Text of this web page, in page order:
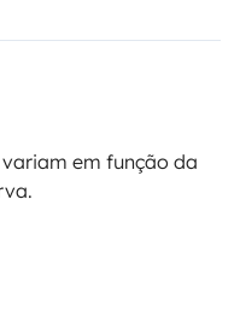
em função da